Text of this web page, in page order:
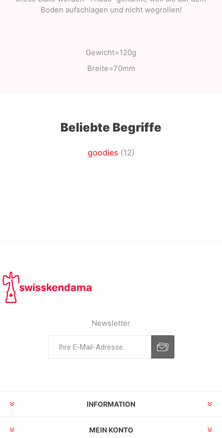
Boden aufschlagen und nicht wegrollen!
Gewicht=120g
Breite=70mm
Beliebte Begriffe
goodies (12)
Newsletter
INFORMATION
MEIN KONTO